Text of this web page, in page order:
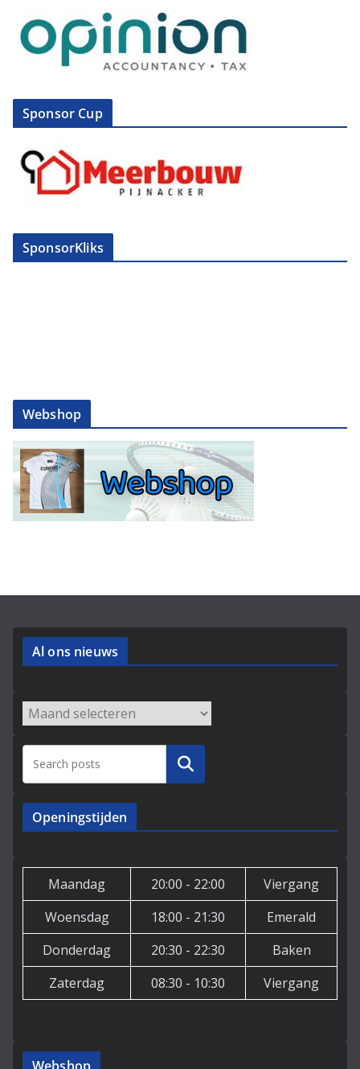
Sponsor Cup
SponsorKliks
Webshop
Al ons nieuws
Archieven
Zoeken
Openingstijden
Maandag 20:00 - 22:00
Viergang
Woensdag
18:00 - 21:30
Emerald
Donderdag
20:30 - 22:30
Baken
Zaterdag
08:30 - 10:30 Viergang